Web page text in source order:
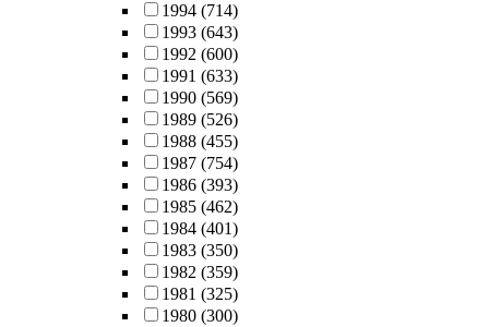
1994 (714)
1993 (643)
1992 (600)
1991 (633)
1990 (569)
1989 (526)
1988 (455)
1987 (754)
1986 (393)
1985 (462)
1984 (401)
1983 (350)
1982 (359)
1981 (325)
1980 (300)